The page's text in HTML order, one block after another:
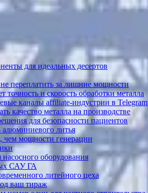
для идеальных десертов
переплатить за лишние мощности
и скорость обработки металла
каналы affiliate-индустрии в Telegram
качество металла на производстве
для безопасности пациентов
алюминиевого литья
чем мощности генерации
оборудования
САУ ГА
литейного цеха
ваш тираж